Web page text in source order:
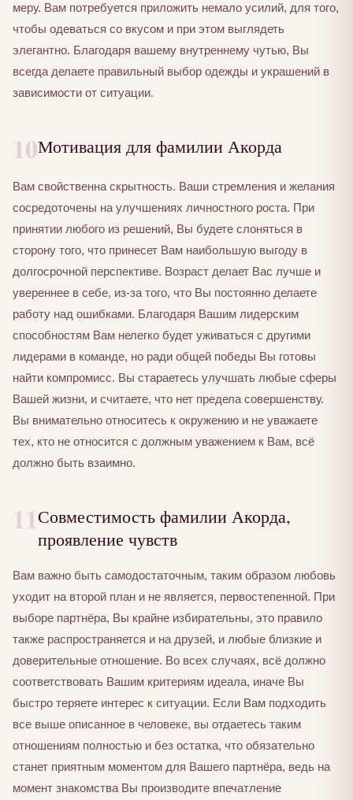
меру. Вам потребуется приложить немало усилий, для того,
чтобы одеваться со вкусом и при этом выглядеть
элегантно. Благодаря вашему внутреннему чутью, Вы
всегда делаете правильный выбор одежды и украшений в
зависимости от ситуации.
10Мотивация для фамилии Акорда
Вам свойственна скрытность. Ваши стремления и желания
сосредоточены на улучшениях личностного роста. При
принятии любого из решений, Вы будете слоняться в
сторону того, что принесет Вам наибольшую выгоду в
долгосрочной перспективе. Возраст делает Вас лучше и
увереннее в себе, из-за того, что Вы постоянно делаете
работу над ошибками. Благодаря Вашим лидерским
способностям Вам нелегко будет уживаться с другими
лидерами в команде, но ради общей победы Вы готовы
найти компромисс. Вы стараетесь улучшать любые сферы
Вашей жизни, и считаете, что нет предела совершенству.
Вы внимательно относитесь к окружению и не уважаете
тех, кто не относится с должным уважением к Вам, всё
должно быть взаимно.
11Совместимость фамилии Акорда,
проявление чувств
Вам важно быть самодостаточным, таким образом любовь
уходит на второй план и не является, первостепенной. При
выборе партнёра, Вы крайне избирательны, это правило
также распространяется и на друзей, и любые близкие и
доверительные отношение. Во всех случаях, всё должно
соответствовать Вашим критериям идеала, иначе Вы
быстро теряете интерес к ситуации. Если Вам подходить
все выше описанное в человеке, вы отдаетесь таким
отношениям полностью и без остатка, что обязательно
станет приятным моментом для Вашего партнёра, ведь на
момент знакомства Вы производите впечатление